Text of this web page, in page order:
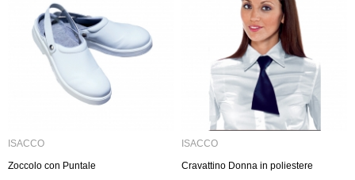
ISACCO
Zoccolo con Puntale
ISACCO
Cravattino Donna in poliestere